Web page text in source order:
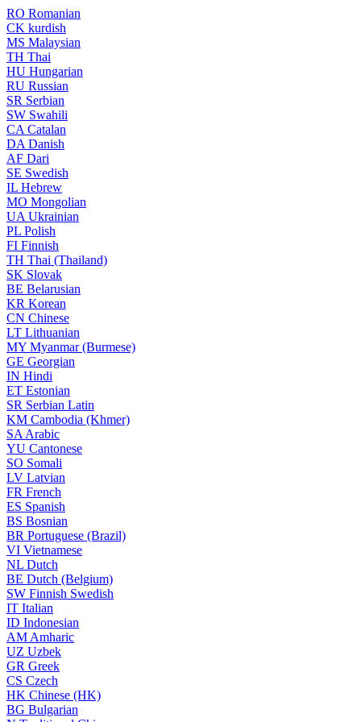
RO Romanian
CK kurdish
MS Malaysian
TH Thai
HU Hungarian
RU Russian
SR Serbian
SW Swahili
CA Catalan
DA Danish
AF Dari
SE Swedish
IL Hebrew
MO Mongolian
UA Ukrainian
PL Polish
FI Finnish
TH Thai (Thailand)
SK Slovak
BE Belarusian
KR Korean
CN Chinese
LT Lithuanian
MY Myanmar (Burmese)
GE Georgian
IN Hindi
ET Estonian
SR Serbian Latin
KM Cambodia (Khmer)
SA Arabic
YU Cantonese
SO Somali
LV Latvian
FR French
ES Spanish
BS Bosnian
BR Portuguese (Brazil)
VI Vietnamese
NL Dutch
BE Dutch (Belgium)
SW Finnish Swedish
IT Italian
ID Indonesian
AM Amharic
UZ Uzbek
GR Greek
CS Czech
HK Chinese (HK)
BG Bulgarian